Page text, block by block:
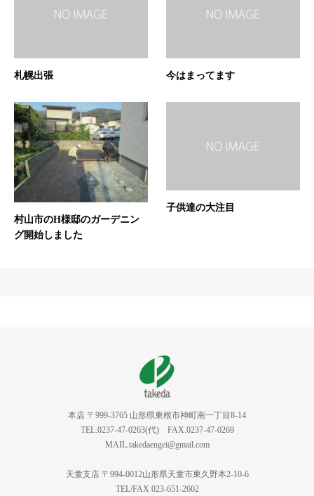
札幌出張 今はまってます
村山市のH様邸のガーデニン
グ開始しました
子供達の大注目
本店 〒999-3765 山形県東根市神町南一丁目8-14
TEL.0237-47-0263(代) FAX.0237-47-0269
MAIL.takedaengei@gmail.com
天童支店 〒994-0012山形県天童市東久野本2-10-6
TEL/FAX 023-651-2602